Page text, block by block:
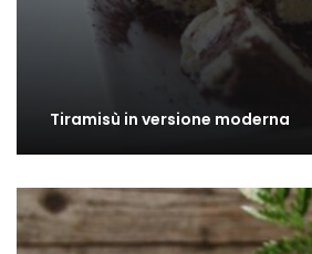
Tiramisù in versione moderna